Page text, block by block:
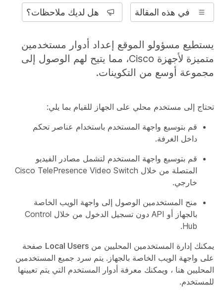
في هذه المقالة هل لديك ملاحظات؟
يستطيع مسؤولو الموقع إعداد أدوار مستخدمين
متميزة لأجهزة Cisco، مما يتيح لهم الوصول إلى
مجموعة أوسع من التكوينات.
تحتاج إلى مستخدم محلي على الجهاز للقيام بما يلي:
قم بتوسيع واجهة المستخدم باستخدام عناصر تحكم
داخل الغرفة.
قم بتوسيع واجهة المستخدم لتشمل مصادر الفيديو
المتصلة من خلال Cisco TelePresence Video Switch
خارجي.
منح المستخدمين الوصول إلى واجهة الويب الخاصة
بالجهاز أو API دون تسجيل الدخول من خلال Control
Hub.
يمكنك إدارة المستخدمين المحليين من Local Users صفحة
على واجهة الويب الخاصة بالجهاز. يتم سرد جميع المستخدمين
المحليين هنا ، ويمكنك معرفة أدوار المستخدم التي يتم تعيينها
للمستخدم.